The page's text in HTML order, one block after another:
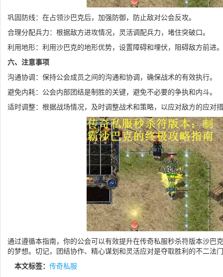
巩固防线：在占领沙巴克后，加强防御，防止敌对公会反攻。
合理分配兵力：根据敌方进攻情况，灵活调配兵力，堵住突破口。
利用地形：利用沙巴克的地形优势，设置障碍和埋伏，阻碍敌方前进。
六、注意事项
沟通协调：保持公会成员之间的沟通和协调，确保战术的有效执行。
避免内耗：公会内部团结是制胜的关键，避免不必要的争执和内斗。
适时调整：根据战场情况，及时调整战术和策略，以应对敌方的应对
通过遵循本指南，你的公会可以有效提升在传奇私服秒杀符版本沙巴
的梦想。切记，团结协作、精心谋划和灵活应对是夺取胜利的不二法
本文标签： 传奇私服